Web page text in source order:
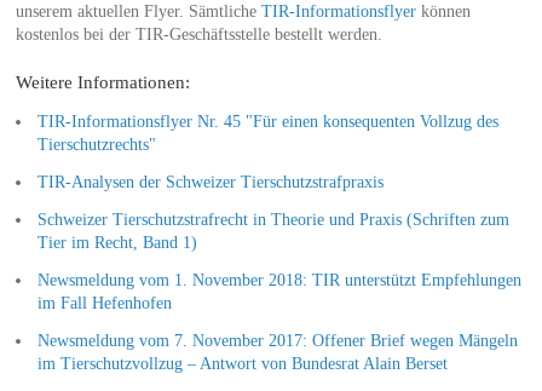
unserem aktuellen Flyer. Sämtliche TIR-Informationsflyerkönnen
kostenlos bei der TIR-Geschäftsstelle bestellt werden.
Weitere Informationen:
TIR-Informationsflyer Nr. 45 "Für einen konsequenten Vollzug des
Tierschutzrechts"
TIR-Analysen der Schweizer Tierschutzstrafpraxis
Schweizer Tierschutzstrafrecht in Theorie und Praxis (Schriften zum
Tier im Recht, Band 1)
Newsmeldung vom 1. November 2018: TIR unterstützt Empfehlungen
im Fall Hefenhofen
Newsmeldung vom 7. November 2017: Offener Brief wegen Mängeln
im Tierschutzvollzug – Antwort von Bundesrat Alain Berset